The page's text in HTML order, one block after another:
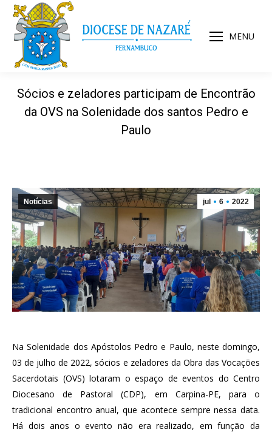
MENU
Sócios e zeladores participam de Encontrão
da OVS na Solenidade dos santos Pedro e
Paulo
jul 6 2022
Notícias
Na Solenidade dos Apóstolos Pedro e Paulo, neste domingo,
03 de julho de 2022, sócios e zeladores da Obra das Vocações
Sacerdotais (OVS) lotaram o espaço de eventos do Centro
Diocesano de Pastoral (CDP), em Carpina-PE, para o
tradicional encontro anual, que acontece sempre nessa data.
Há dois anos o evento não era realizado, em função da